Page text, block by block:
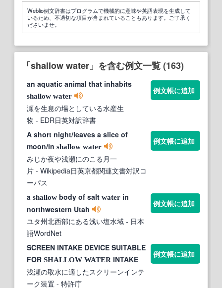
Weblio例文辞書はプログラムで機械的に意味や英語表現を生成して
いるため、不適切な項目が含まれていることもあります。ご了承く
ださいませ。
「shallow water」を含む例文一覧 (163)
an aquatic animal that inhabits
shallow water
瀬を生息の場としている水産生
物 - EDR日英対訳辞書
例文帳に追加
A short night/leaves a slice of
moon/in shallow water
みじか夜や浅瀬にのこる月一
片 - Wikipedia日英京都関連文書対訳コ
ーパス
例文帳に追加
a shallow body of salt water in
northwestern Utah
ユタ州北西部にある浅い塩水域 - 日本
語WordNet
例文帳に追加
SCREEN INTAKE DEVICE SUITABLE
FOR SHALLOW WATER INTAKE
浅瀬の取水に適したスクリーンインテ
ーク装置 - 特許庁
例文帳に追加